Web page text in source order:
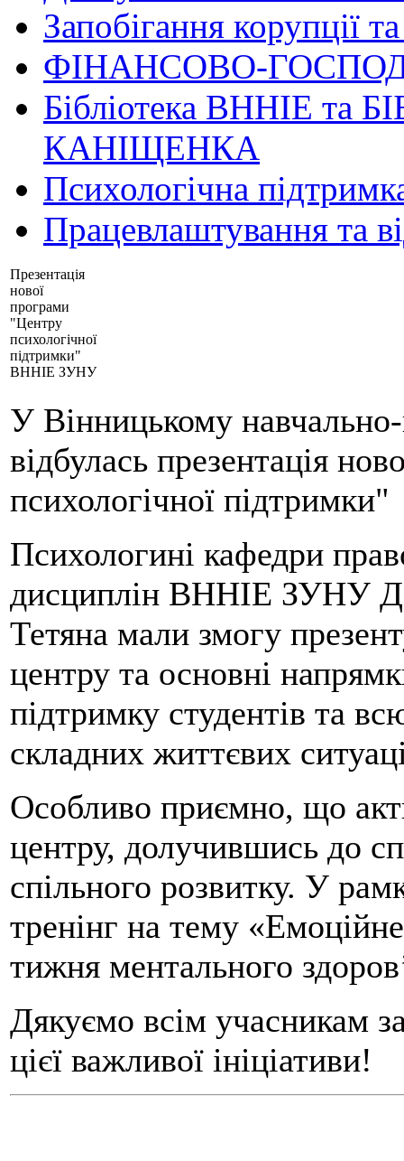
Запобігання корупції
ФІНАНСОВО-
Бібліотека ВННІЕ та
КАНІЩЕНКА
Психологічна
Працевлаштування та
Презентація
нової
програми
"Центру
психологічної
підтримки"
ВННІЕ ЗУНУ
У Вінницькому
відбулась презентація
психологічної підтримки"
Психологині кафедри
дисциплін ВННІЕ ЗУНУ
Тетяна мали змогу
центру та основні
підтримку студентів та
складних життєвих
Особливо приємно, що
центру, долучившись до
спільного розвитку. У
тренінг на тему
тижня ментального
Дякуємо всім учасникам
цієї важливої ініціативи!